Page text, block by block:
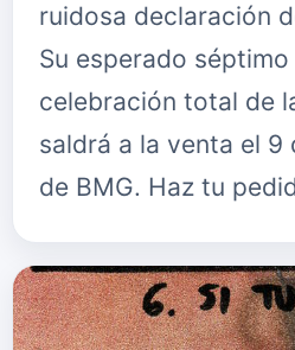
ruidosa declaración
Su esperado
celebración total de
saldrá a la venta el 9
de BMG. Haz tu